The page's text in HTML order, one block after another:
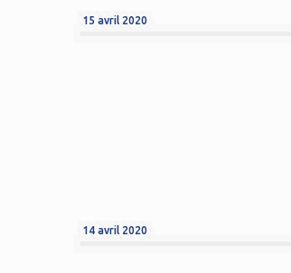
15 avril 2020
14 avril 2020